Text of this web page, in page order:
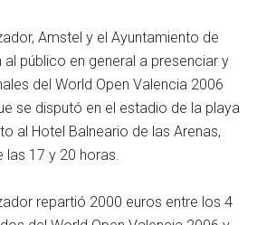
Amstel y el Ayuntamiento de
al público en general a presenciar y
del World Open Valencia 2006
se disputó en el estadio de la playa
al Hotel Balneario de las Arenas,
las 17 y 20 horas.
repartió 2000 euros entre los 4